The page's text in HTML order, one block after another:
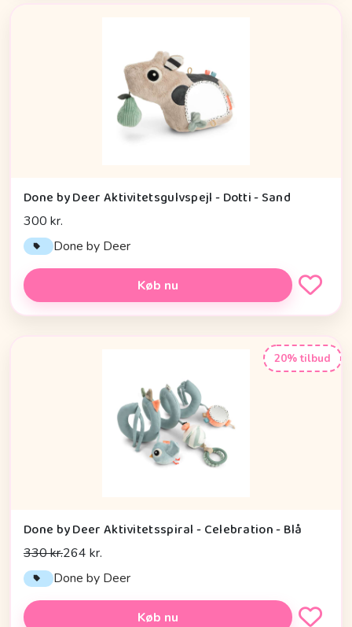
Done by Deer Aktivitetsgulvspejl - Dotti - Sand
300 kr.
Done by Deer
Køb nu
20% tilbud
Done by Deer Aktivitetsspiral - Celebration - Blå
330 kr.264 kr.
Done by Deer
Køb nu